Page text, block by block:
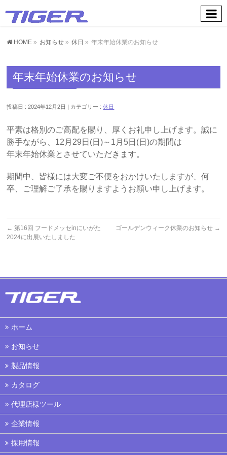
HOME » お知らせ » 休日 » 年末年始休業のお知らせ
年末年始休業のお知らせ
投稿日 : 2024年12月2日 カテゴリー :休日
平素は格別のご高配を賜り、厚くお礼申し上げます。誠に
勝手ながら、12月29日(日)～1月5日(日)の期間は
年末年始休業とさせていただきます。
期間中、皆様には大変ご不便をおかけいたしますが、何
卒、ご理解ご了承を賜りますようお願い申し上げます。
← 第16回 フードメッセinにいがた
2024に出展いたしました
ゴールデンウィーク休業のお知らせ →
ホーム
お知らせ
製品情報
カタログ
代理店様ツール
企業情報
採用情報